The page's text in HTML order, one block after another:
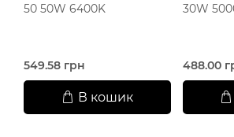
50 50W 6400K
549.58 грн
В кошик
30W
488.00